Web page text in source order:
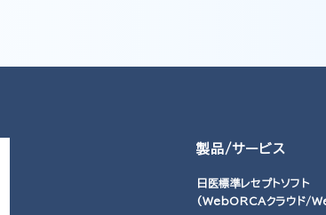
製品/サービス
日医標準レセプトソフト
(WebORCAクラウド/